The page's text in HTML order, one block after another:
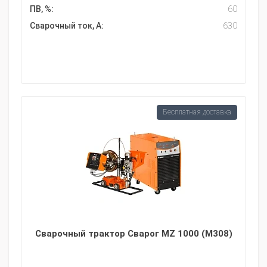
ПВ, %:
60
Сварочный ток, А:
630
Сварочный трактор Сварог MZ 1000 (M308)
Бесплатная доставка